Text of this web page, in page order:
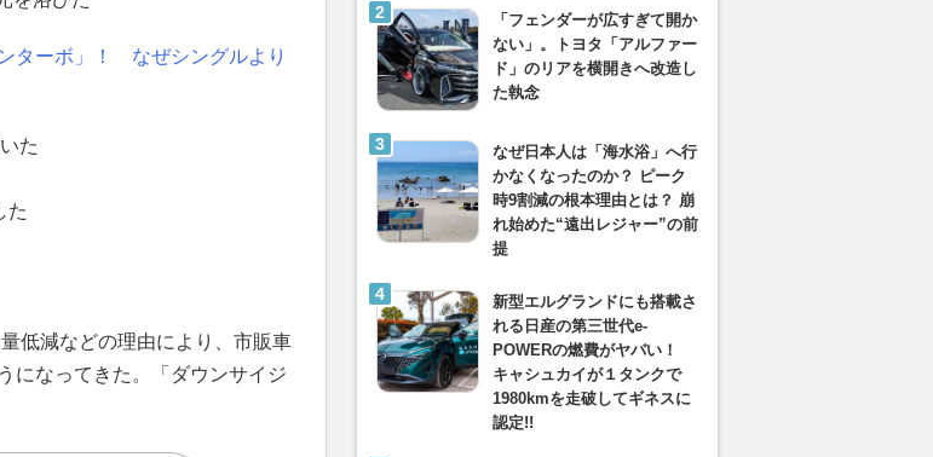
ターボ」！ なぜシングルより
た
た
低減などの理由により、市販車
になってきた。「ダウンサイジ
「フェンダーが広すぎて開か
ない」。トヨタ「アルファー
ド」のリアを横開きへ改造し
た執念
なぜ日本人は「海水浴」へ行
かなくなったのか？ ピーク
時9割減の根本理由とは？ 崩
れ始めた“遠出レジャー”の前
提
新型エルグランドにも搭載さ
れる日産の第三世代e-
POWERの燃費がヤバい！
キャシュカイが１タンクで
1980kmを走破してギネスに
認定!!